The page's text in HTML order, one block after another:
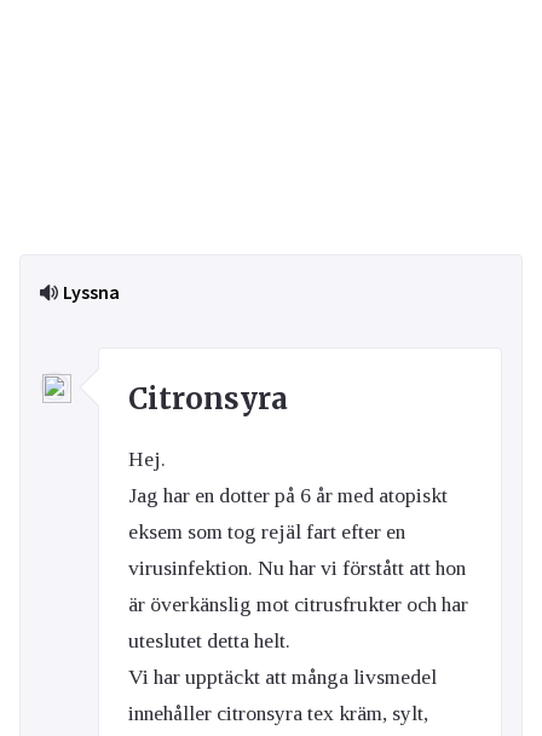
Lyssna
Citronsyra
Hej.
Jag har en dotter på 6 år med atopiskt
eksem som tog rejäl fart efter en
virusinfektion. Nu har vi förstått att hon
är överkänslig mot citrusfrukter och har
uteslutet detta helt.
Vi har upptäckt att många livsmedel
innehåller citronsyra tex kräm, sylt,